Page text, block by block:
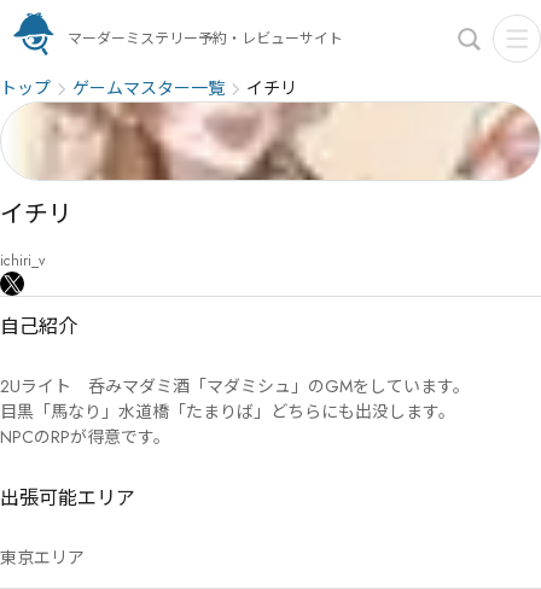
マーダーミステリー予約・レビューサイト
トップ ゲームマスター一覧 イチリ
イチリ
ichiri_v
自己紹介
2Uライト　呑みマダミ酒「マダミシュ」のGMをしています。
目黒「馬なり」水道橋「たまりば」どちらにも出没します。
NPCのRPが得意です。
出張可能エリア
東京エリア